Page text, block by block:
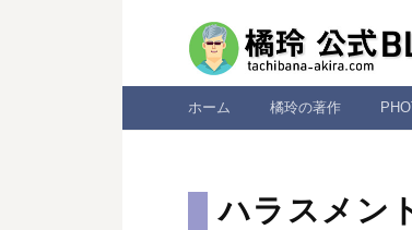
ツ
ホーム 橘玲の著作
ハラスメン